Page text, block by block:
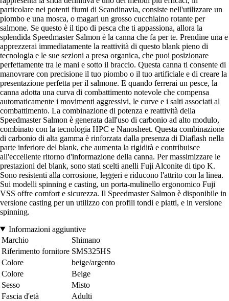
particolare nei potenti fiumi di Scandinavia, consiste nell'utilizzare un
piombo e una mosca, o magari un grosso cucchiaino rotante per
salmone. Se questo è il tipo di pesca che ti appassiona, allora la
splendida Speedmaster Salmon è la canna che fa per te. Prendine una e
apprezzerai immediatamente la reattività di questo blank pieno di
tecnologia e le sue sezioni a presa organica, che puoi posizionare
perfettamente tra le mani e sotto il braccio. Questa canna ti consente di
manovrare con precisione il tuo piombo o il tuo artificiale e di creare la
presentazione perfetta per il salmone. E quando ferrerai un pesce, la
canna adotta una curva di combattimento notevole che compensa
automaticamente i movimenti aggressivi, le curve e i salti associati al
combattimento. La combinazione di potenza e reattività della
Speedmaster Salmon è generata dall'uso di carbonio ad alto modulo,
combinato con la tecnologia HPC e Nanosheet. Questa combinazione
di carbonio di alta gamma è rinforzata dalla presenza di Diaflash nella
parte inferiore del blank, che aumenta la rigidità e contribuisce
all'eccellente ritorno d'informazione della canna. Per massimizzare le
prestazioni del blank, sono stati scelti anelli Fuji Alconite di tipo K.
Sono resistenti alla corrosione, leggeri e riducono l'attrito con la linea.
Sui modelli spinning e casting, un porta-mulinello ergonomico Fuji
VSS offre comfort e sicurezza. Il Speedmaster Salmon è disponibile in
versione casting per un utilizzo con profili tondi e piatti, e in versione
spinning.
Informazioni aggiuntive
Marchio
Shimano
Riferimento fornitore SMS325HS
Colore
beige/argento
Colore
Beige
Sesso
Misto
Fascia d'età
Adulti